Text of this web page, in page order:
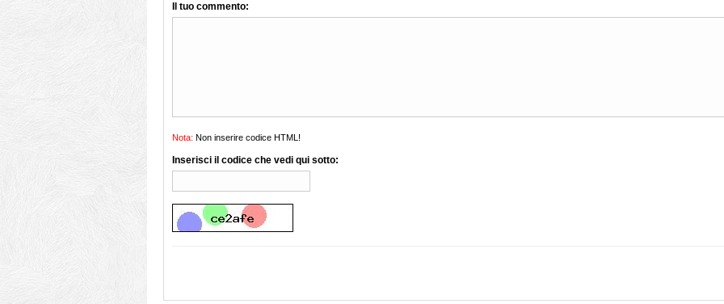
Il tuo commento:
Nota: Non inserire codice HTML!
Inserisci il codice che vedi qui sotto: